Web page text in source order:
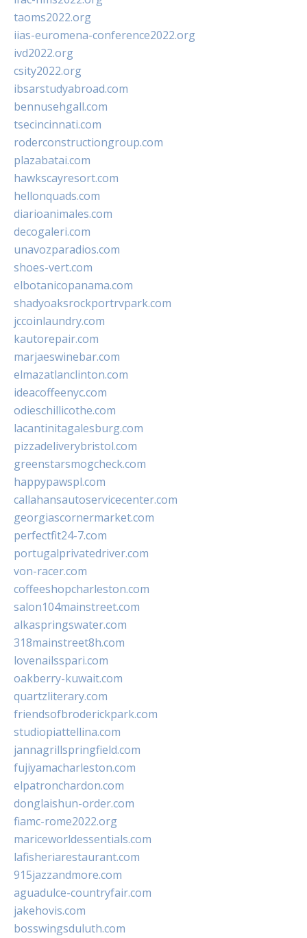
taoms2022.org
iias-euromena-conference2022.org
ivd2022.org
csity2022.org
ibsarstudyabroad.com
bennusehgall.com
tsecincinnati.com
roderconstructiongroup.com
plazabatai.com
hawkscayresort.com
hellonquads.com
diarioanimales.com
decogaleri.com
unavozparadios.com
shoes-vert.com
elbotanicopanama.com
shadyoaksrockportrvpark.com
jccoinlaundry.com
kautorepair.com
marjaeswinebar.com
elmazatlanclinton.com
ideacoffeenyc.com
odieschillicothe.com
lacantinitagalesburg.com
pizzadeliverybristol.com
greenstarsmogcheck.com
happypawspl.com
callahansautoservicecenter.com
georgiascornermarket.com
perfectfit24-7.com
portugalprivatedriver.com
von-racer.com
coffeeshopcharleston.com
salon104mainstreet.com
alkaspringswater.com
318mainstreet8h.com
lovenailsspari.com
oakberry-kuwait.com
quartzliterary.com
friendsofbroderickpark.com
studiopiattellina.com
jannagrillspringfield.com
fujiyamacharleston.com
elpatronchardon.com
donglaishun-order.com
fiamc-rome2022.org
mariceworldessentials.com
lafisheriarestaurant.com
915jazzandmore.com
aguadulce-countryfair.com
jakehovis.com
bosswingsduluth.com